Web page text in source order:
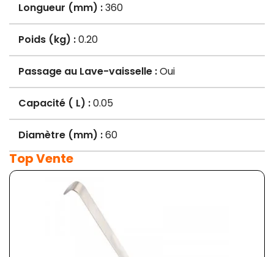
Longueur (mm) :360
Poids (kg) :0.20
Passage au Lave-vaisselle :Oui
Capacité ( L) :0.05
Diamètre (mm) :60
Top Vente